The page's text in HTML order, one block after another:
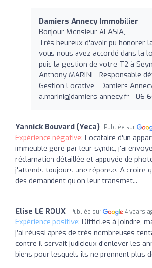
Damiers Annecy Immobilier
Bonjour Monsieur ALASIA,
Très heureux d'avoir pu honorer
vous nous avez accordé dans la
puis la gestion de votre T2 à
Anthony MARINI - Responsable
Gestion Locative - Damiers
a.marini@damiers-annecy.fr - 06
Yannick Bouvard (Yeca) Publiée sur
Expérience négative: Locataire d'un
immeuble gèré par leur syndic, j'ai
réclamation détaillée et appuyée de
j'attends toujours une réponse. A croire
des demandent qu'on leur transmet...
Elise LE ROUX Publiée sur 4 years
Expérience positive: Difficiles à joindre,
j’ai réussi après de très nombreuses
contre il servait judicieux d’enlever les
biens pour lesquels ils ne prennent plus